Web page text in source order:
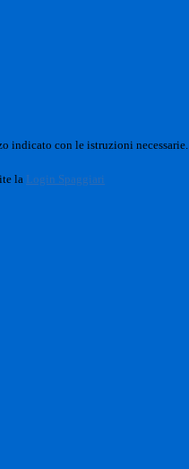
indicato con le istruzioni necessarie.
la Login Spaggiari